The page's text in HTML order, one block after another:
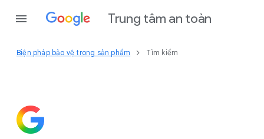
Trung tâm an toàn
Biện pháp bảo vệ trong sản phẩm Tìm kiếm